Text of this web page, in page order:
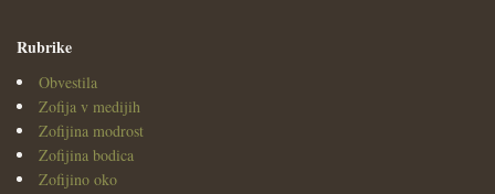
Rubrike
Obvestila
Zofija v medijih
Zofijina modrost
Zofijina bodica
Zofijino oko